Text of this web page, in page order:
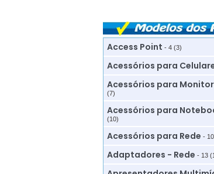
Access Point - 4 (3)
Acessórios para
Acessórios para
(7)
Acessórios para
(10)
Acessórios para Rede -
Adaptadores - Rede - 13